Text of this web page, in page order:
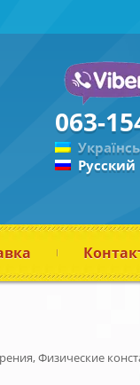
063-
Русский
Физические